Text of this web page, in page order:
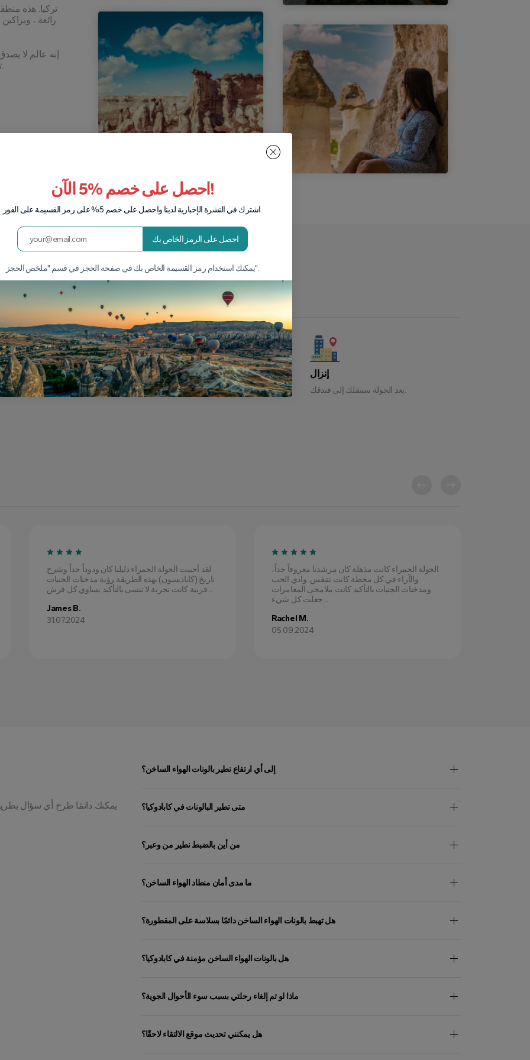
إنه عالم لا
تفرد المدن الغامضة تحت الأرض الموجودة في الصخور.
الدفع في
عندما نأتي لاصطحابك ، يمكنك الدفع نقدًا.
يلتقط
سننقلك من فندقك للقيام بجولة قمت بحجزها.
إنزال
بعد الجولة سننقلك إلى فندقك.
لقد أحببت الجولة الحمراء دليلنا كان ودوداً جداً وشرح
تاريخ (كاباديسون) بهذه الطريقة رؤية مدخنات الجنيات
قريبة كانت تجربة لا تنسى بالتأكيد يساوي كل قرش...
James B.
31.07.2024
الجولة الحمراء كانت مذهلة كان مرشدنا معروفاً جداً،
والآراء في كل محطة كانت تتنفس. وادي الحب
ومدخنات الجنيات بالتأكيد كانت ملامحى المغامرات
جعلت كل شيء...
Rachel M.
05.09.2024
يمكنك دائمًا طرح أي سؤال
إلى أي ارتفاع تطير بالونات الهواء الساخن؟
متى تطير البالونات في كابادوكيا؟
من أين بالضبط نطير من وعبر؟
ما مدى أمان منطاد الهواء الساخن؟
هل تهبط بالونات الهواء الساخن دائمًا بسلاسة على المقطورة؟
هل بالونات الهواء الساخن مؤمنة في كابادوكيا؟
ماذا لو تم إلغاء رحلتي بسبب سوء الأحوال الجوية؟
هل يمكنني تحديث موقع الالتقاء لاحقًا؟
احصل على خصم %5 الآن!
اشترك في النشرة الإخبارية لدينا واحصل على خصم 5% على رمز القسيمة على الفور.
احصل على الرمز الخاص بك
يمكنك استخدام رمز القسيمة الخاص بك في صفحة الحجز في قسم "ملخص الحجز".